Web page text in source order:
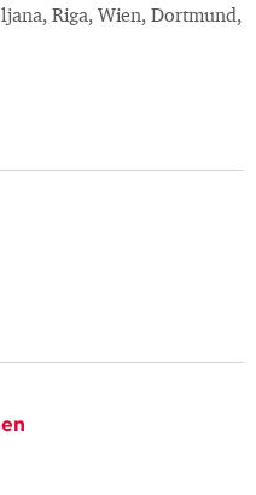
Riga, Wien, Dortmund,